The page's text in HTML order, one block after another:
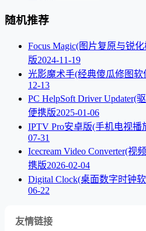
随机推荐
Focus Magic(图片复原与锐
版2024-11-19
光影魔术手(经典傻瓜修图软
12-13
PC HelpSoft Driver Updater(
便携版2025-01-06
IPTV Pro安卓版(手机电视播
07-31
Icecream Video Converter(视
携版2026-02-04
Digital Clock(桌面数字时钟
06-22
友情链接